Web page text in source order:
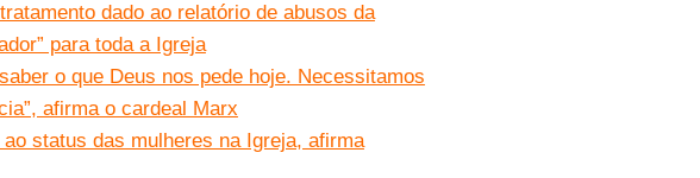
dado ao relatório de abusos da
para toda a Igreja
o que Deus nos pede hoje. Necessitamos
afirma o cardeal Marx
status das mulheres na Igreja, afirma